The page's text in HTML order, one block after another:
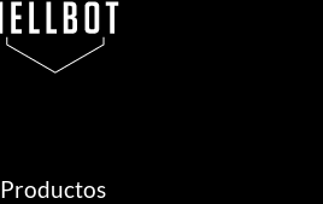
Productos